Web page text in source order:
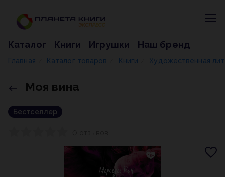
Каталог Книги Игрушки Наш бренд
Главная Каталог товаров Книги Художественная
Моя вина
Бестселлер